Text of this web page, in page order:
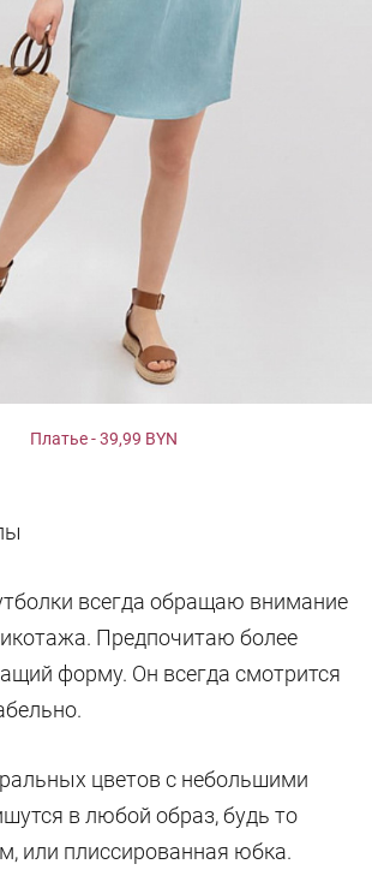
Платье - 39,99 BYN
всегда обращаю внимание
Предпочитаю более
форму. Он всегда смотрится
цветов с небольшими
в любой образ, будь то
или плиссированная юбка.